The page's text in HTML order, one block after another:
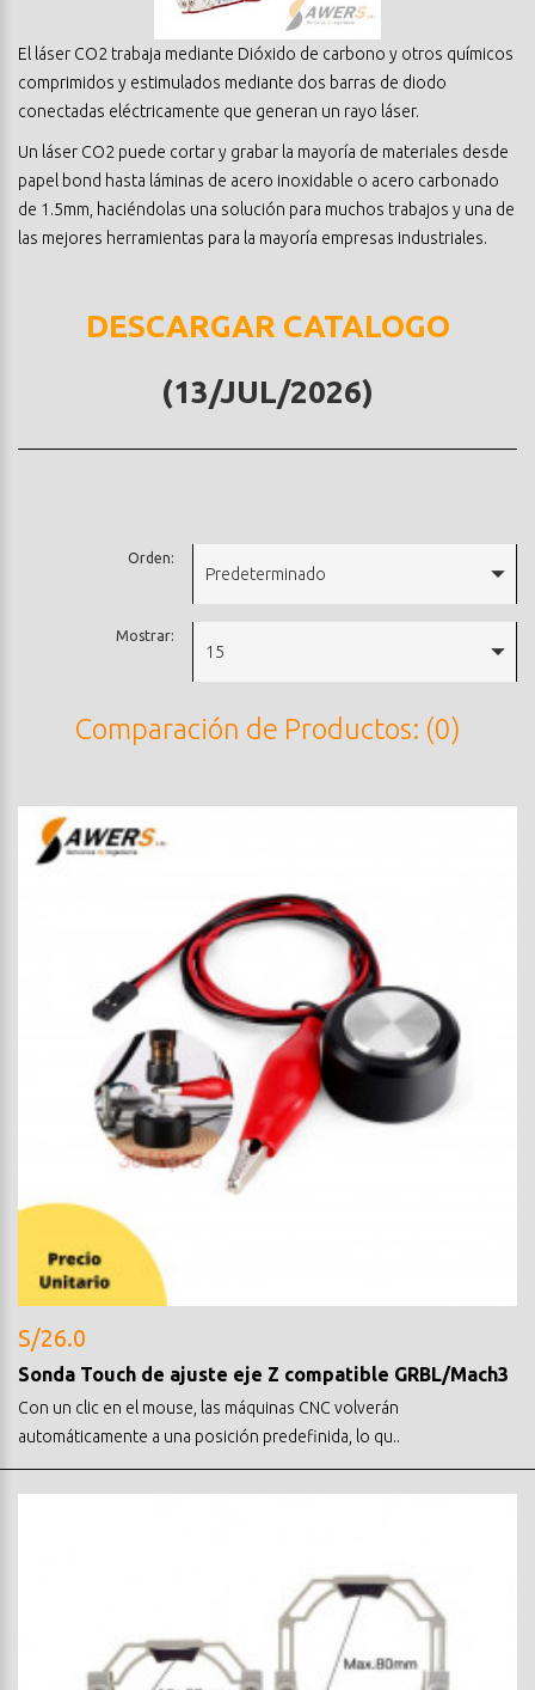
El láser CO2 trabaja mediante Dióxido de carbono y otros químicos
comprimidos y estimulados mediante dos barras de diodo
conectadas eléctricamente que generan un rayo láser.
Un láser CO2 puede cortar y grabar la mayoría de materiales desde
papel bond hasta láminas de acero inoxidable o acero carbonado
de 1.5mm, haciéndolas una solución para muchos trabajos y una de
las mejores herramientas para la mayoría empresas industriales.
DESCARGAR CATALOGO
(13/JUL/2026)
Orden:
Predeterminado
Mostrar:
15
Comparación de Productos: (0)
S/26.0
Sonda Touch de ajuste eje Z compatible GRBL/Mach3
Con un clic en el mouse, las máquinas CNC volverán
automáticamente a una posición predefinida, lo qu..